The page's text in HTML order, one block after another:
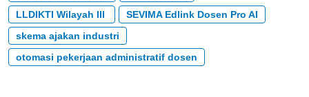
LLDIKTI Wilayah III
SEVIMA Edlink Dosen Pro AI
skema ajakan industri
otomasi pekerjaan administratif dosen